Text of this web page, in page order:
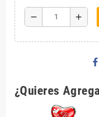
remove add
¿Quieres